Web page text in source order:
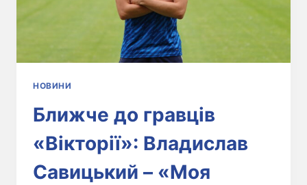
НОВИНИ
Ближче до гравців
«Вікторії»: Владислав
Савицький – «Моя